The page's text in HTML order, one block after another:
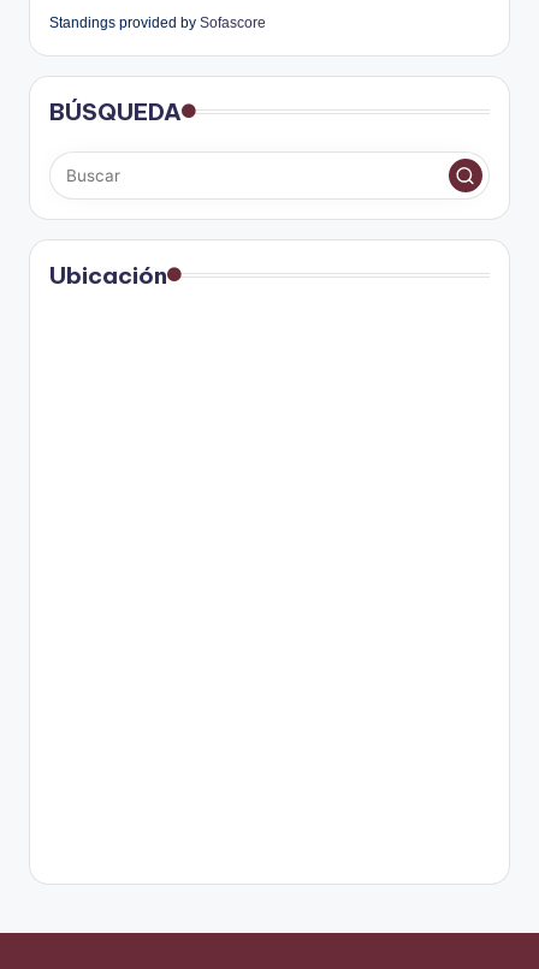
Standings provided by Sofascore
BÚSQUEDA
Ubicación